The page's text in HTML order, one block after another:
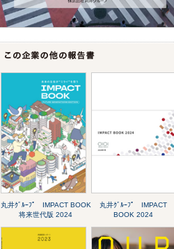
丸井ｸﾞﾙｰﾌﾟ IMPACT BOOK
将来世代版 2024
丸井ｸﾞﾙｰﾌﾟ IMPACT
BOOK 2024